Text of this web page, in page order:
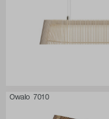
Owalo 7010